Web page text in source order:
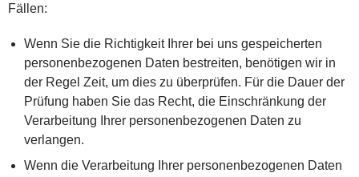
Fällen:
Wenn Sie die Richtigkeit Ihrer bei uns gespeicherten
personenbezogenen Daten bestreiten, benötigen wir in
der Regel Zeit, um dies zu überprüfen. Für die Dauer der
Prüfung haben Sie das Recht, die Einschränkung der
Verarbeitung Ihrer personenbezogenen Daten zu
verlangen.
Wenn die Verarbeitung Ihrer personenbezogenen Daten